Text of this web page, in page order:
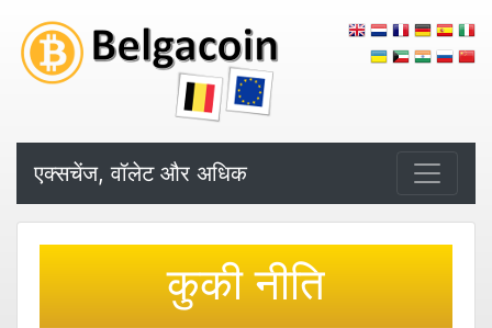
एक्सचेंज, वॉलेट और अधिक
कुकी नीति